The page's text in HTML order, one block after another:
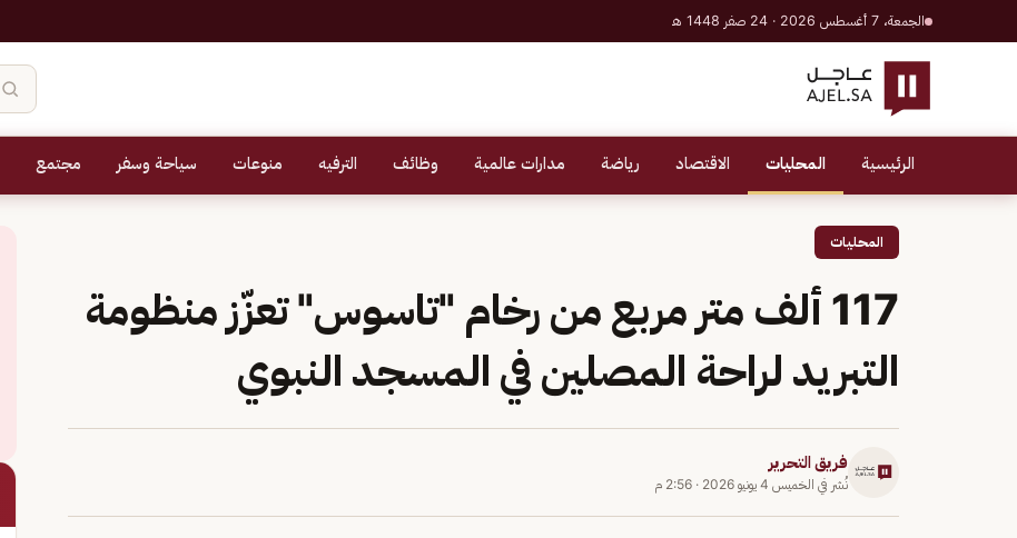
الجمعة، 7 أغسطس 2026 · 24 صفر 1448 هـ
الرئيسية المحليات الاقتصاد رياضة مدارات عالمية وظائف الترفيه منوعات سياحة وسفر مجتمع
المحليات
117 ألف متر مربع من رخام "تاسوس" تعزّز منظومة
التبريد لراحة المصلين في المسجد النبوي
فريق التحرير
نُشر في الخميس 4 يونيو 2026 · 2:56 م